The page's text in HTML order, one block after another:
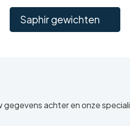
Saphir gewichten
achter en onze